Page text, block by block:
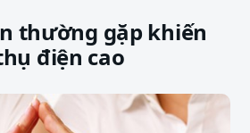
thường gặp khiến
điện cao